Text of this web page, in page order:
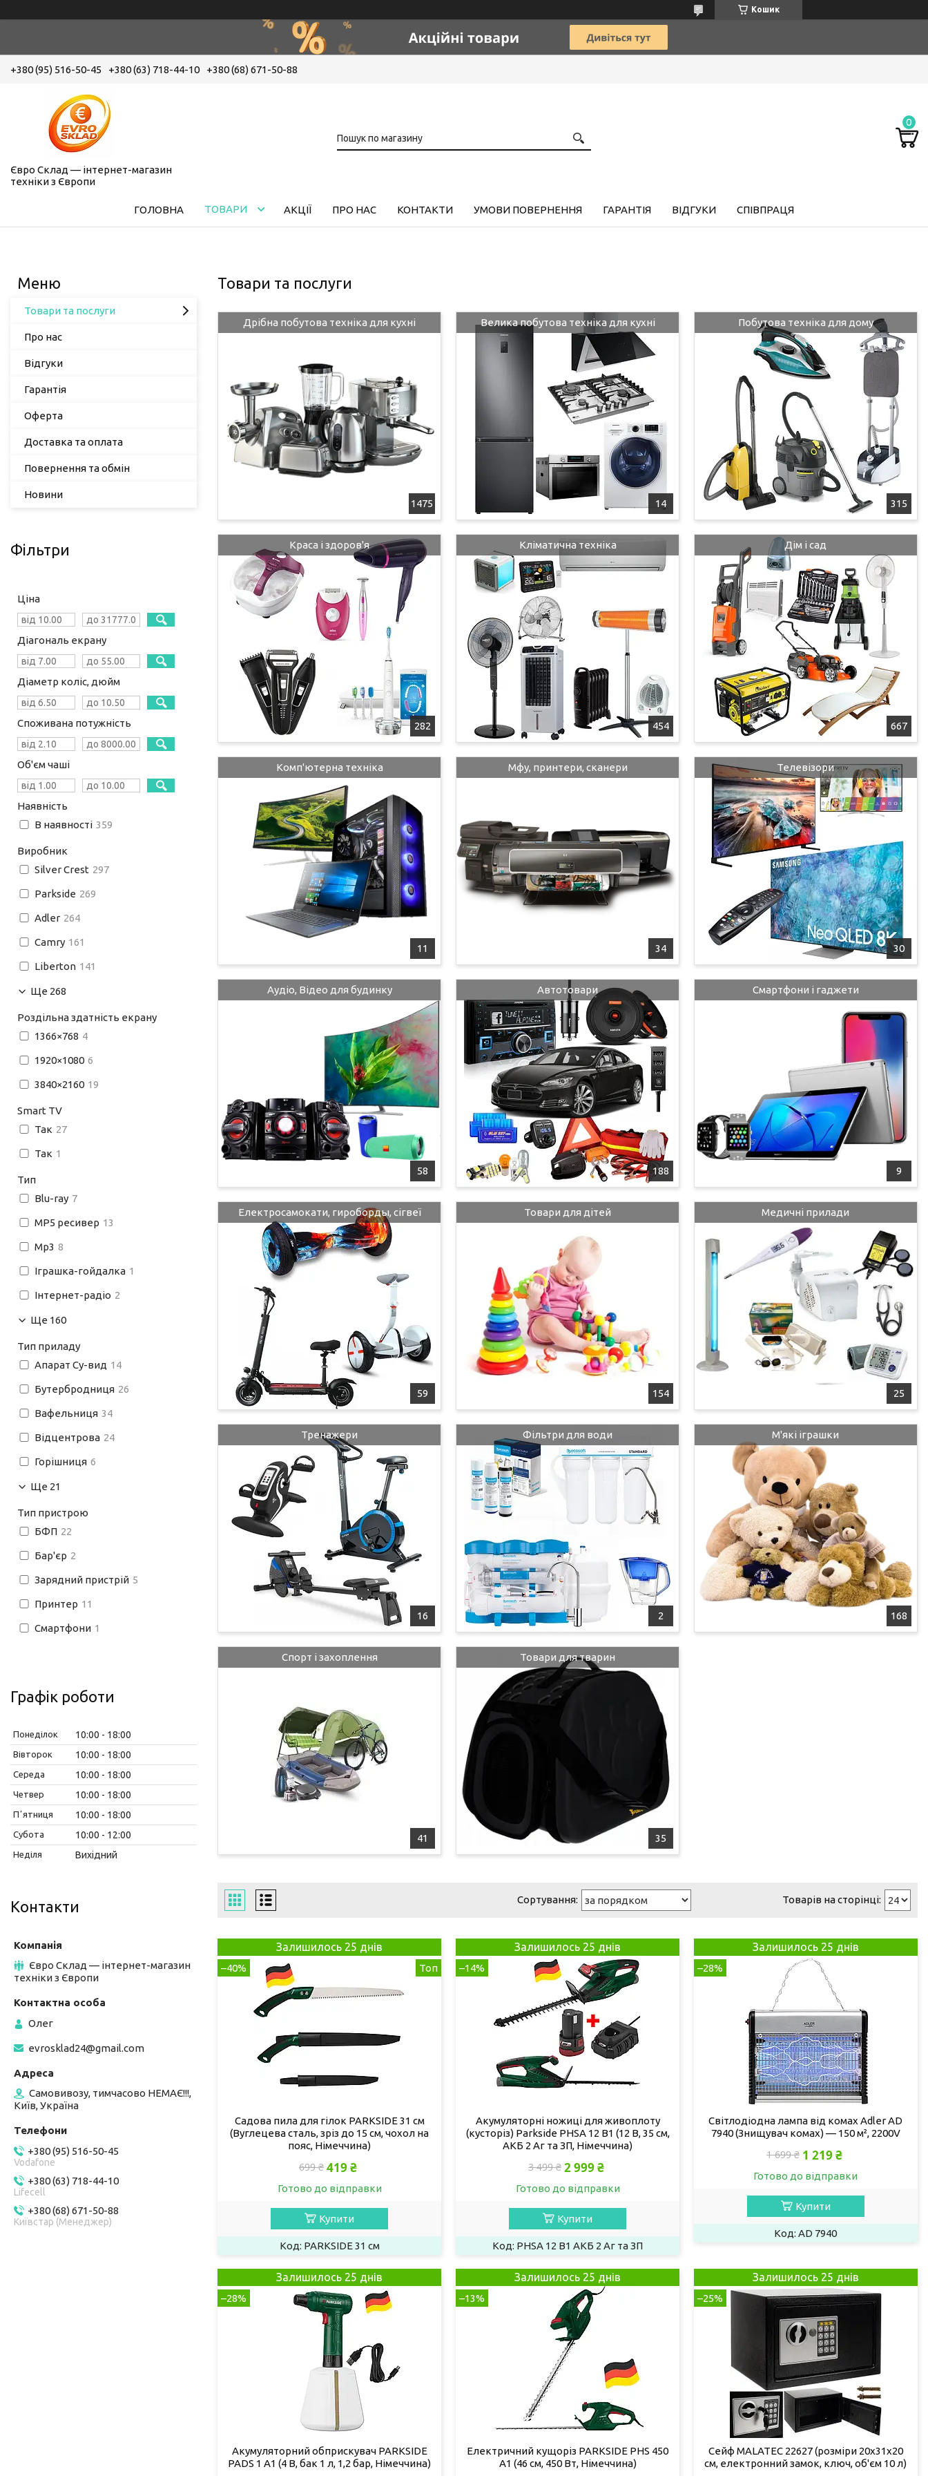
Кошик
+380 (95) 516-50-45 +380 (63) 718-44-10 +380 (68) 671-50-88
Євро Склад — інтернет-магазин
техніки з Європи
ГОЛОВНА ТОВАРИ АКЦІЇ ПРО НАС КОНТАКТИ УМОВИ ПОВЕРНЕННЯ ГАРАНТІЯ ВІДГУКИ СПІВПРАЦЯ
Товари та послуги
1475
Дрібна побутова техніка для кухні
14
Велика побутова техніка для кухні
315
Побутова техніка для дому
282
Краса і здоров'я
454
Кліматична техніка
667
Дім і сад
11
Комп'ютерна техніка
34
Мфу, принтери, сканери
30
Телевізори
58
Аудіо, Відео для будинку
188
Автотовари
9
Смартфони і гаджети
59
Електросамокати, гироборды, сігвеї
154
Товари для дітей
25
Медичні прилади
16
Тренажери
2
Фільтри для води
168
М'які іграшки
41
Спорт і захоплення
35
Товари для тварин
Залишилось 25 днів
–40% Топ
Садова пила для гілок PARKSIDE 31 см
(Вуглецева сталь, зріз до 15 см, чохол на
пояс, Німеччина)
699 ₴ 419 ₴
Готово до відправки
Купити
PARKSIDE 31 см
Залишилось 25 днів
–14%
Акумуляторні ножиці для живоплоту
(кусторіз) Parkside PHSA 12 B1 (12 В, 35 см,
АКБ 2 Аг та ЗП, Німеччина)
3 499 ₴ 2 999 ₴
Готово до відправки
Купити
PHSA 12 B1 АКБ 2 Аг та ЗП
Залишилось 25 днів
–28%
Світлодіодна лампа від комах Adler AD
7940 (Знищувач комах) — 150 м², 2200V
1 699 ₴ 1 219 ₴
Готово до відправки
Купити
AD 7940
Залишилось 25 днів
–28%
Акумуляторний обприскувач PARKSIDE
PADS 1 A1 (4 В, бак 1 л, 1,2 бар, Німеччина)
Залишилось 25 днів
–13%
Електричний кущоріз PARKSIDE PHS 450
A1 (46 см, 450 Вт, Німеччина)
Залишилось 25 днів
–25%
Сейф MALATEC 22627 (розміри 20х31х20
см, електронний замок, ключ, об'єм 10 л)
Товари та послуги
Про нас
Відгуки
Гарантія
Оферта
Доставка та оплата
Повернення та обмін
Новини
Фільтри
Ціна
Діагональ екрану
Діаметр коліс, дюйм
Споживана потужність
Об'єм чаші
Наявність
В наявності 359
Виробник
Silver Crest 297
Parkside 269
Adler 264
Camry 161
Liberton 141
Ще 268
Роздільна здатність екрану
1366×768 4
1920×1080 6
3840×2160 19
Smart TV
Так 27
Так 1
Тип
Blu-ray 7
MP5 ресивер 13
Mp3 8
Іграшка-гойдалка 1
Інтернет-радіо 2
Ще 160
Тип приладу
Апарат Су-вид 14
Бутербродниця 26
Вафельниця 34
Відцентрова 24
Горішниця 6
Ще 21
Тип пристрою
БФП 22
Бар'єр 2
Зарядний пристрій 5
Принтер 11
Смартфони 1
Графік роботи
Понеділок 10:00 18:00
Вівторок 10:00 18:00
Середа 10:00 18:00
Четвер 10:00 18:00
Пʼятниця 10:00 18:00
Субота 10:00 12:00
Неділя Вихідний
Контакти
Євро Склад — інтернет-магазин
техніки з Європи
Олег
evrosklad24@gmail.com
Самовивозу, тимчасово НЕМАЄ!!!,
Київ, Україна
+380 (95) 516-50-45
Vodafone
+380 (63) 718-44-10
Lifecell
+380 (68) 671-50-88
Київстар (Менеджер)